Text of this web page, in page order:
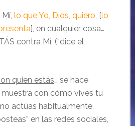
lo que Yo, Dios, quiero, [lo
], en cualquier cosa…
contra Mí, (“dice el
quien estás… se hace
con cómo vives tu
actúas habitualmente,
en las redes sociales,